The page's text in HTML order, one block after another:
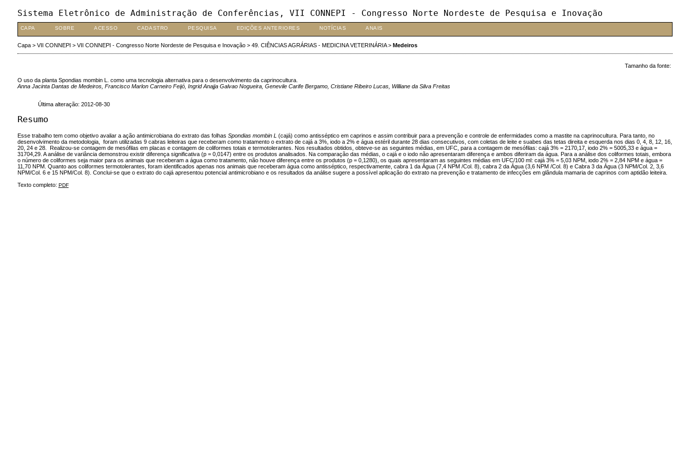
Sistema Eletrônico de Administração de Conferências, VII CONNEPI - Congresso Norte Nordeste de Pesquisa e Inovação
CAPA SOBRE ACESSO CADASTRO PESQUISA EDIÇÕES ANTERIORES NOTÍCIAS ANAIS
Capa> VII CONNEPI > VII CONNEPI - Congresso Norte Nordeste de Pesquisa e Inovação> 49. CIÊNCIAS AGRÁRIAS - MEDICINA VETERINÁRIA> Medeiros
Tamanho da fonte:
O uso da planta Spondias mombin L. como uma tecnologia alternativa para o desenvolvimento da caprinocultura.
Anna Jacinta Dantas de Medeiros, Francisco Marlon Carneiro Feijó, Ingrid Anajja Galvao Nogueira, Genevile Carife Bergamo, Cristiane Ribeiro Lucas, Williane da Silva Freitas
Última alteração: 2012-08-30
Resumo
Esse trabalho tem como objetivo avaliar a ação antimicrobiana do extrato das folhas Spondias mombin L (cajá) como antisséptico em caprinos e assim contribuir para a prevenção e controle de enfermidades como a mastite na caprinocultura. Para tanto, no
desenvolvimento da metodologia, foram utilizadas 9 cabras leiteiras que receberam como tratamento o extrato de cajá a 3%, iodo a 2% e água estéril durante 28 dias consecutivos, com coletas de leite e suabes das tetas direita e esquerda nos dias 0, 4, 8, 12, 16,
20, 24 e 28. Realizou-se contagem de mesófilas em placas e contagem de coliformes totais e termotolerantes. Nos resultados obtidos, obteve-se as seguintes médias, em UFC, para a contagem de mesófilas: cajá 3% = 2170,17, iodo 2% = 5005,33 e água =
31704,29. A análise de variância demonstrou existir diferença significativa (p = 0,0147) entre os produtos analisados. Na comparação das médias, o cajá e o iodo não apresentaram diferença e ambos diferiram da água. Para a análise dos coliformes totais, embora
o número de coliformes seja maior para os animais que receberam a água como tratamento, não houve diferença entre os produtos (p = 0,1280), os quais apresentaram as seguintes médias em UFC/100 ml: cajá 3% = 5,03 NPM, iodo 2% = 2,84 NPM e água =
11,70 NPM. Quanto aos coliformes termotolerantes, foram identificados apenas nos animais que receberam água como antisséptico, respectivamente, cabra 1 da Água (7,4 NPM /Col. 8), cabra 2 da Água (3,6 NPM /Col. 8) e Cabra 3 da Água (3 NPM/Col. 2, 3,6
NPM/Col. 6 e 15 NPM/Col. 8). Conclui-se que o extrato do cajá apresentou potencial antimicrobiano e os resultados da análise sugere a possível aplicação do extrato na prevenção e tratamento de infecções em glândula mamaria de caprinos com aptidão leiteira.
Texto completo: PDF